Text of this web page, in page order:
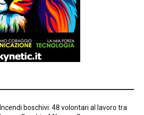
Incendi boschivi: 48 volontari al lavoro tra